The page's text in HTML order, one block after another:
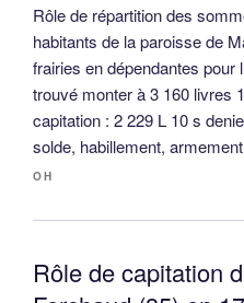
Rôle de répartition des
habitants de la paroisse de
frairies en dépendantes pour
trouvé monter à 3 160 livres
capitation : 2 229 L 10 s
solde, habillement,
OH
Rôle de capitation